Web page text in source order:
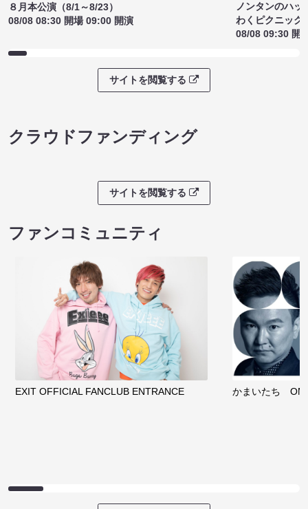
８月本公演（8/1～8/23）
08/08 08:30 開場 09:00 開演
ノンタンのハッ
わくピクニック
08/08 09:30 開
サイトを閲覧する
クラウドファンディング
サイトを閲覧する
ファンコミュニティ
EXIT OFFICIAL FANCLUB ENTRANCE かまいたち